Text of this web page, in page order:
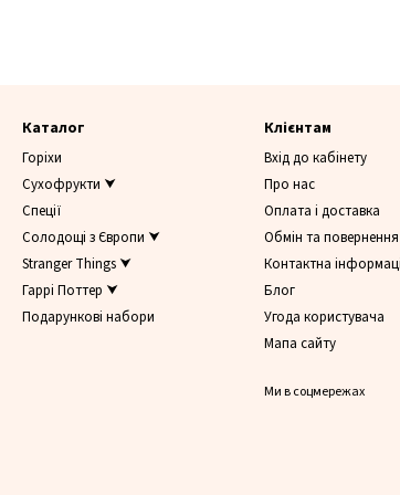
Каталог
Горіхи
Сухофрукти ⮟
Спеції
Солодощі з Європи ⮟
Stranger Things ⮟
Гаррі Поттер ⮟
Подарункові набори
Клієнтам
Вхід до кабінету
Про нас
Оплата і доставка
Обмін та повернення
Контактна
Блог
Угода користувача
Мапа сайту
Ми в соцмережах